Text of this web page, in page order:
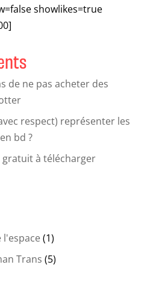
showlikes=true
de ne pas acheter des
respect) représenter les
bd ?
à télécharger
l'espace(1)
Trans (5)